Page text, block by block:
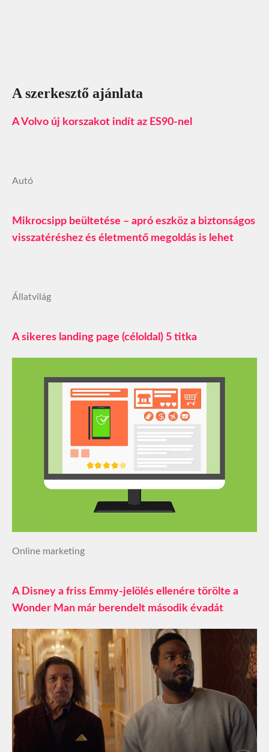
A szerkesztő ajánlata
A Volvo új korszakot indít az ES90-nel
Autó
Mikrocsipp beültetése – apró eszköz a biztonságos
visszatéréshez és életmentő megoldás is lehet
Állatvilág
A sikeres landing page (céloldal) 5 titka
Online marketing
A Disney a friss Emmy-jelölés ellenére törölte a
Wonder Man már berendelt második évadát